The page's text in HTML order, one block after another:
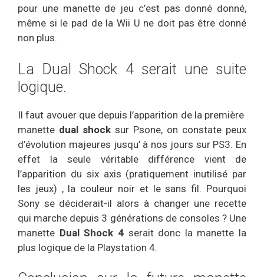
pour une manette de jeu c’est pas donné donné,
même si le pad de la Wii U ne doit pas être donné
non plus.
La Dual Shock 4 serait une suite
logique.
Il faut avouer que depuis l’apparition de la première
manette dual shock sur Psone, on constate peux
d’évolution majeures jusqu’ à nos jours sur PS3. En
effet la seule véritable différence vient de
l’apparition du six axis (pratiquement inutilisé par
les jeux) , la couleur noir et le sans fil. Pourquoi
Sony se déciderait-il alors à changer une recette
qui marche depuis 3 générations de consoles ? Une
manette Dual Shock 4serait donc la manette la
plus logique de la Playstation 4.